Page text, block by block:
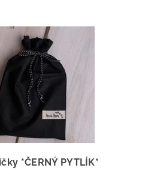
*ČERNÝ PYTLÍK*